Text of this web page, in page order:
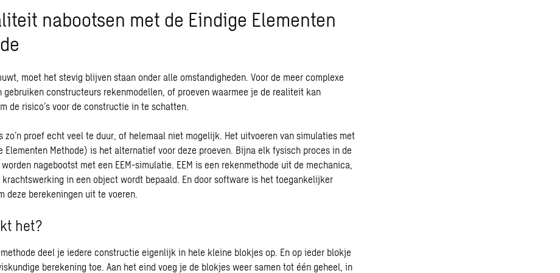
nabootsen met de Eindige Elementen
moet het stevig blijven staan onder alle omstandigheden. Voor de meer complexe
gebruiken constructeurs rekenmodellen, of proeven waarmee je de realiteit kan
de risico’s voor de constructie in te schatten.
zo’n proef echt veel te duur, of helemaal niet mogelijk. Het uitvoeren van simulaties met
Elementen Methode) is het alternatief voor deze proeven. Bijna elk fysisch proces in de
nagebootst met een EEM-simulatie. EEM is een rekenmethode uit de mechanica,
krachtswerking in een object wordt bepaald. En door software is het toegankelijker
deze berekeningen uit te voeren.
het?
methode deel je iedere constructie eigenlijk in hele kleine blokjes op. En op ieder blokje
berekening toe. Aan het eind voeg je de blokjes weer samen tot één geheel, in